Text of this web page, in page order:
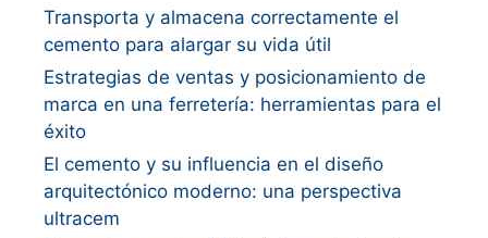
Transporta y almacena correctamente el
cemento para alargar su vida útil
Estrategias de ventas y posicionamiento de
marca en una ferretería: herramientas para el
éxito
El cemento y su influencia en el diseño
arquitectónico moderno: una perspectiva
ultracem